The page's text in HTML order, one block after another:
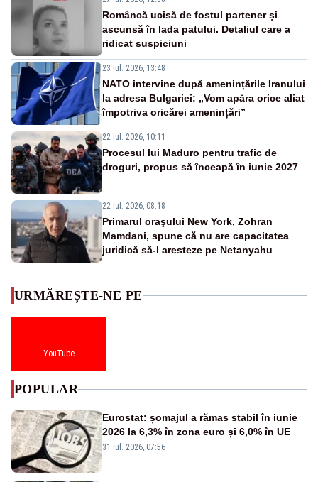
Româncă ucisă de fostul partener și
ascunsă în lada patului. Detaliul care a
ridicat suspiciuni
23 iul. 2026, 13:48
NATO intervine după amenințările Iranului
la adresa Bulgariei: „Vom apăra orice aliat
împotriva oricărei amenințări”
22 iul. 2026, 10:11
Procesul lui Maduro pentru trafic de
droguri, propus să înceapă în iunie 2027
22 iul. 2026, 08:18
Primarul oraşului New York, Zohran
Mamdani, spune că nu are capacitatea
juridică să-l aresteze pe Netanyahu
URMĂREȘTE-NE PE
YouTube
POPULAR
Eurostat: șomajul a rămas stabil în iunie
2026 la 6,3% în zona euro și 6,0% în UE
31 iul. 2026, 07:56